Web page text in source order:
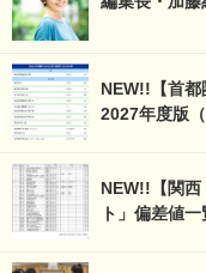
NEW!!【首都
2027年度版
NEW!!【関西
ト」偏差値一